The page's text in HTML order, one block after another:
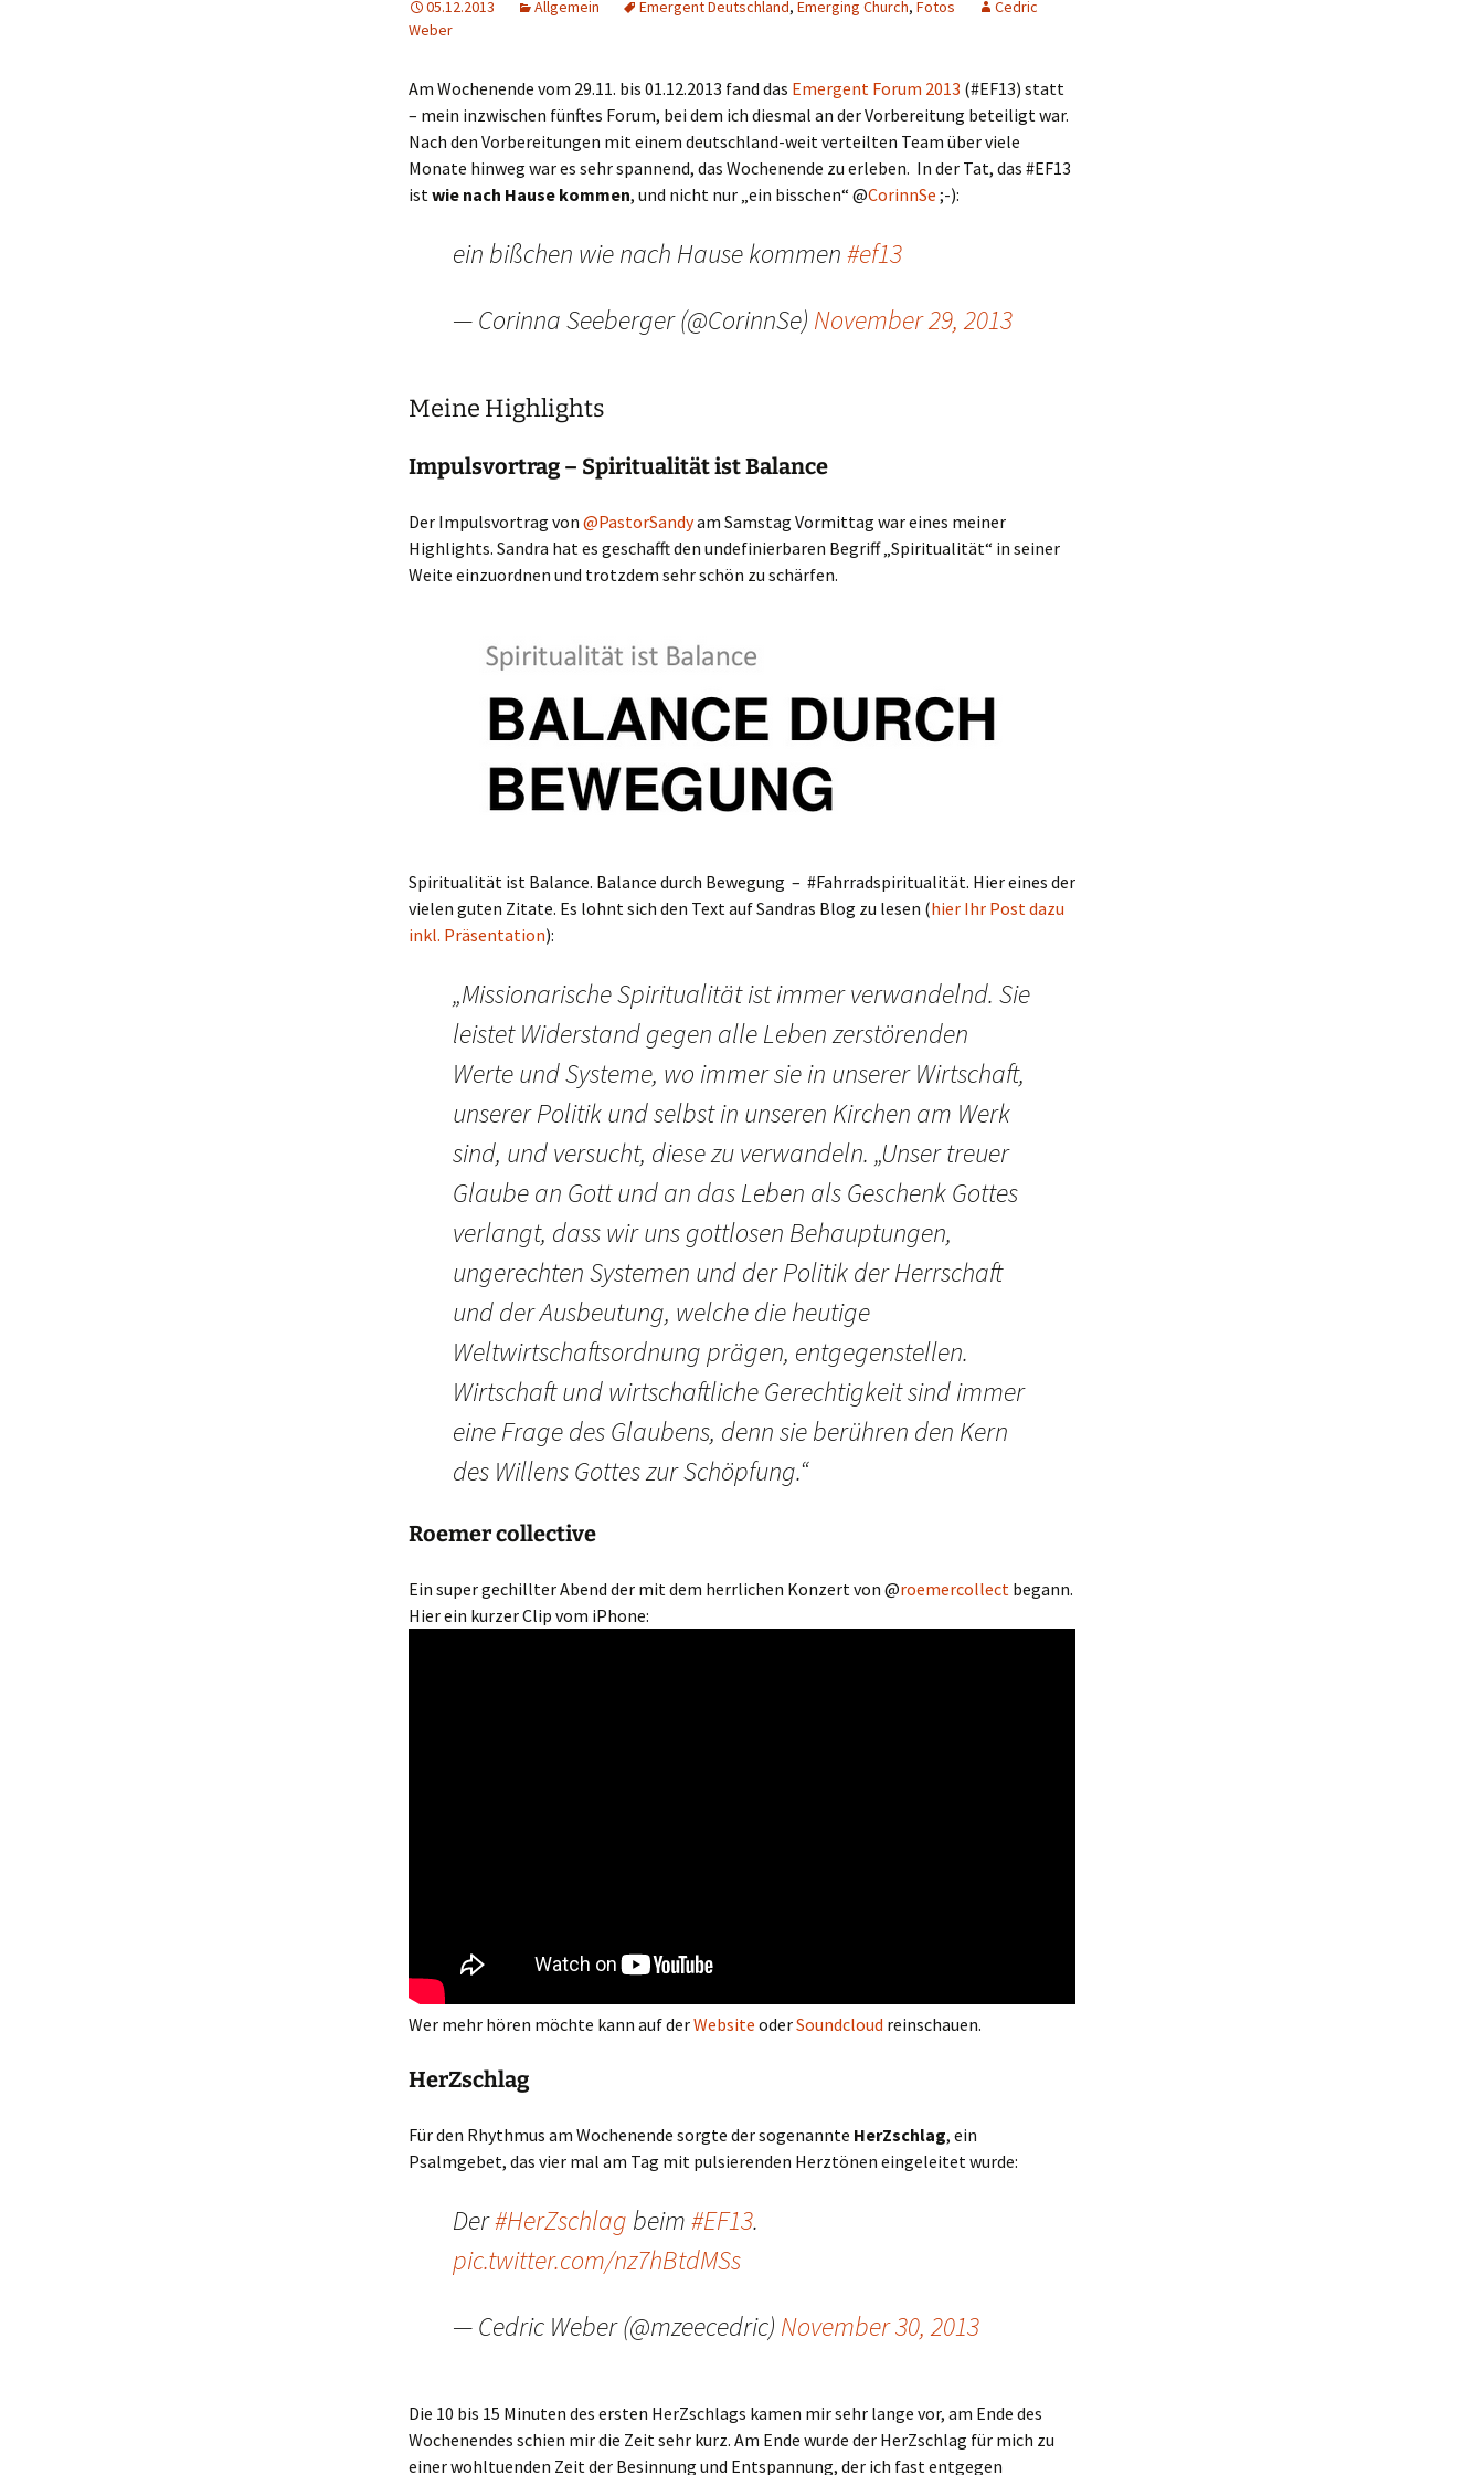
05.12.2013 Allgemein Emergent Deutschland, Emerging Church, Fotos
Cedric
Weber
Am Wochenende vom 29.11. bis 01.12.2013 fand das Emergent Forum 2013 (#EF13) statt
– mein inzwischen fünftes Forum, bei dem ich diesmal an der Vorbereitung beteiligt war.
Nach den Vorbereitungen mit einem deutschland-weit verteilten Team über viele
Monate hinweg war es sehr spannend, das Wochenende zu erleben. In der Tat, das #EF13
istwie nach Hause kommen, und nicht nur „ein bisschen“ @CorinnSe ;-):
ein bißchen wie nach Hause kommen#ef13
— Corinna Seeberger (@CorinnSe) November 29, 2013
Meine Highlights
Impulsvortrag – Spiritualität ist Balance
Der Impulsvortrag von @PastorSandyam Samstag Vormittag war eines meiner
Highlights. Sandra hat es geschafft den undefinierbaren Begriff „Spiritualität“ in seiner
Weite einzuordnen und trotzdem sehr schön zu schärfen.
Spiritualität ist Balance. Balance durch Bewegung – #Fahrradspiritualität. Hier eines der
vielen guten Zitate. Es lohnt sich den Text auf Sandras Blog zu lesen (hier Ihr Post dazu
inkl. Präsentation):
„Missionarische Spiritualität ist immer verwandelnd. Sie
leistet Widerstand gegen alle Leben zerstörenden
Werte und Systeme, wo immer sie in unserer Wirtschaft,
unserer Politik und selbst in unseren Kirchen am Werk
sind, und versucht, diese zu verwandeln. „Unser treuer
Glaube an Gott und an das Leben als Geschenk Gottes
verlangt, dass wir uns gottlosen Behauptungen,
ungerechten Systemen und der Politik der Herrschaft
und der Ausbeutung, welche die heutige
Weltwirtschaftsordnung prägen, entgegenstellen.
Wirtschaft und wirtschaftliche Gerechtigkeit sind immer
eine Frage des Glaubens, denn sie berühren den Kern
des Willens Gottes zur Schöpfung.“
Roemer collective
Ein super gechillter Abend der mit dem herrlichen Konzert von @roemercollect begann.
Hier ein kurzer Clip vom iPhone:
Wer mehr hören möchte kann auf derWebsite oderSoundcloud reinschauen.
HerZschlag
Für den Rhythmus am Wochenende sorgte der sogenannte HerZschlag, ein
Psalmgebet, das vier mal am Tag mit pulsierenden Herztönen eingeleitet wurde:
Der#HerZschlag beim#EF13.
pic.twitter.com/nz7hBtdMSs
— Cedric Weber (@mzeecedric) November 30, 2013
Die 10 bis 15 Minuten des ersten HerZschlags kamen mir sehr lange vor, am Ende des
Wochenendes schien mir die Zeit sehr kurz. Am Ende wurde der HerZschlag für mich zu
einer wohltuenden Zeit der Besinnung und Entspannung, der ich fast entgegen